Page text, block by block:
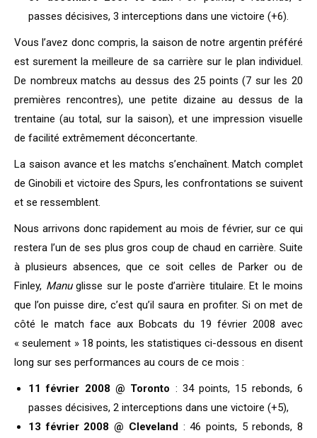
passes décisives, 3 interceptions dans une victoire (+6).
Vous l’avez donc compris, la saison de notre argentin préféré
est surement la meilleure de sa carrière sur le plan individuel.
De nombreux matchs au dessus des 25 points (7 sur les 20
premières rencontres), une petite dizaine au dessus de la
trentaine (au total, sur la saison), et une impression visuelle
de facilité extrêmement déconcertante.
La saison avance et les matchs s’enchaînent. Match complet
de Ginobili et victoire des Spurs, les confrontations se suivent
et se ressemblent.
Nous arrivons donc rapidement au mois de février, sur ce qui
restera l’un de ses plus gros coup de chaud en carrière. Suite
à plusieurs absences, que ce soit celles de Parker ou de
Finley, Manuglisse sur le poste d’arrière titulaire. Et le moins
que l’on puisse dire, c’est qu’il saura en profiter. Si on met de
côté le match face aux Bobcats du 19 février 2008 avec
« seulement » 18 points, les statistiques ci-dessous en disent
long sur ses performances au cours de ce mois :
11 février 2008 @ Toronto : 34 points, 15 rebonds, 6
passes décisives, 2 interceptions dans une victoire (+5),
13 février 2008 @ Cleveland: 46 points, 5 rebonds, 8